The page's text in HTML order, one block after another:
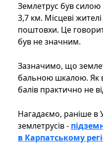
Землетрус був силою
3,7 км. Місцеві
поштовхи. Це
був не значним.
Зазначимо, що
бальною шкалою. Як
балів практично не
Нагадаємо, раніше в
землетрусів -
в Карпатському